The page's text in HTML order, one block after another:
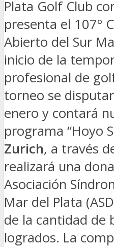
Plata Golf Club
presenta el 107º
Abierto del Sur
inicio de la
profesional de
torneo se
enero y contará
programa “Hoyo
Zurich, a través
realizará una
Asociación
Mar del Plata
de la cantidad de
logrados. La